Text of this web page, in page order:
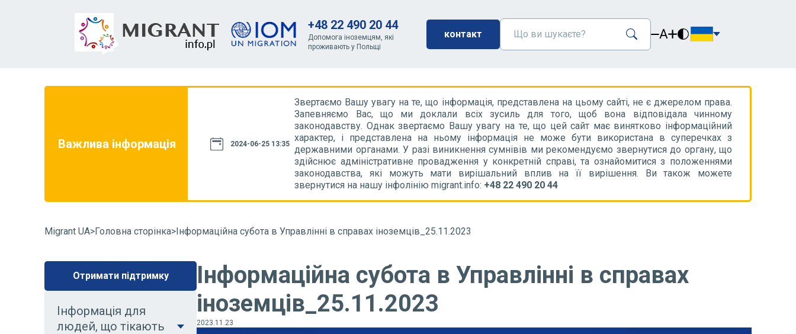
+48 22 490 20 44
Допомога іноземцям, які
проживають у Польщі
контакт A
Важлива інформація
використана в суперечках з
звернутися до органу, що
2024-06-25 13:35
Звертаємо Вашу увагу на те, що інформація, представлена на цьому сайті, не є джерелом права.
Запевняємо Вас, що ми доклали всіх зусиль для того, щоб вона відповідала чинному
законодавству. Однак звертаємо Вашу увагу на те, що цей сайт має винятково інформаційний
характер, і представлена на ньому інформація не може бути використана в суперечках з
державними органами. У разі виникнення сумнівів ми рекомендуємо звернутися до органу, що
здійснює адміністративне провадження у конкретній справі, та ознайомитися з положеннями
законодавства, які можуть мати вирішальний вплив на її вирішення. Ви також можете
звернутися на нашу інфолінію migrant.info: +48 22 490 20 44
Migrant UA>Головна сторінка>Інформаційна субота в Управлінні в справах іноземців_25.11.2023
Отримати підтримку
Інформація для
людей, що тікають
Інформаційна субота в Управлінні в справах
іноземців_25.11.2023
2023.11.23